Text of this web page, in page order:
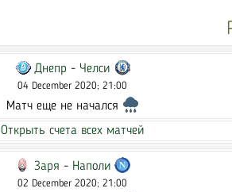
Днепр - Челси
04 December 2020; 21:00
Матч еще не начался
Открыть счета всех матчей
Заря - Наполи
02 December 2020; 21:00